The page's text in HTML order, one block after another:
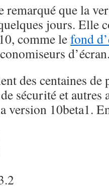
remarqué que la
jours. Elle
comme lefond
des centaines de
sécurité et
version 10beta1.